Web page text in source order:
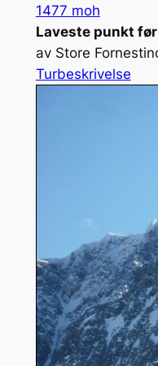
1477 moh
Laveste punkt
av Store
Turbeskrivelse